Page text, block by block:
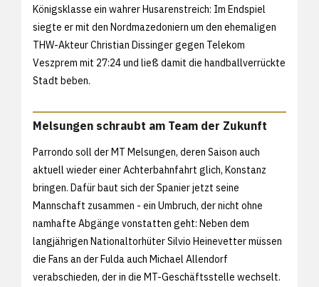
Königsklasse ein wahrer Husarenstreich: Im Endspiel
siegte er mit den Nordmazedoniern um den ehemaligen
THW-Akteur Christian Dissinger gegen Telekom
Veszprem mit 27:24 und ließ damit die handballverrückte
Stadt beben.
Melsungen schraubt am Team der Zukunft
Parrondo soll der MT Melsungen, deren Saison auch
aktuell wieder einer Achterbahnfahrt glich, Konstanz
bringen. Dafür baut sich der Spanier jetzt seine
Mannschaft zusammen - ein Umbruch, der nicht ohne
namhafte Abgänge vonstatten geht: Neben dem
langjährigen Nationaltorhüter Silvio Heinevetter müssen
die Fans an der Fulda auch Michael Allendorf
verabschieden, der in die MT-Geschäftsstelle wechselt.